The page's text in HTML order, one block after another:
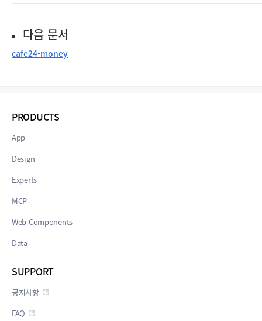
다음 문서
cafe24-money
PRODUCTS
App
Design
Experts
MCP
Web Components
Data
SUPPORT
공지사항
FAQ